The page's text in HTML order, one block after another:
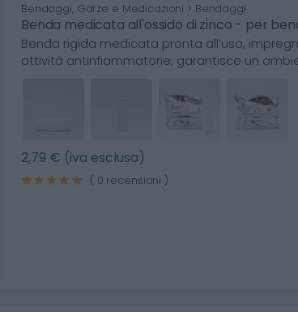
Bendaggi, Garze e Medicazioni > Bendaggi
Benda medicata all'ossido di zinco - per
Benda rigida medicata pronta all’uso,
attività antinfiammatorie, garantisce un
2,79 € (iva esclusa)
( 0 recensioni )